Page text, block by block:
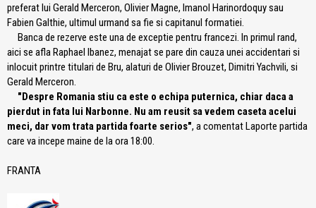
preferat lui Gerald Merceron, Olivier Magne, Imanol Harinordoquy sau
Fabien Galthie, ultimul urmand sa fie si capitanul formatiei.
Banca de rezerve este una de exceptie pentru francezi. In primul rand,
aici se afla Raphael Ibanez, menajat se pare din cauza unei accidentari si
inlocuit printre titulari de Bru, alaturi de Olivier Brouzet, Dimitri Yachvili, si
Gerald Merceron.
"Despre Romania stiu ca este o echipa puternica, chiar daca a
pierdut in fata lui Narbonne. Nu am reusit sa vedem caseta acelui
meci, dar vom trata partida foarte serios", a comentat Laporte partida
care va incepe maine de la ora 18:00.
FRANTA